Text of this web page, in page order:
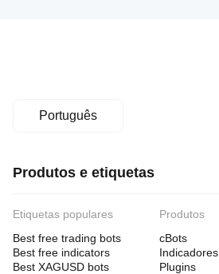
Português
Produtos e etiquetas
Etiquetas populares
Best free trading bots
Best free indicators
Best XAGUSD bots
Produtos
cBots
Indicadores
Plugins